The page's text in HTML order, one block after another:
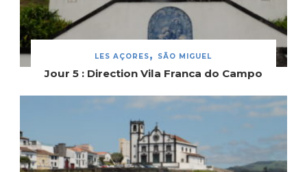
LES AÇORES SÃO MIGUEL
Jour 5 : Direction Vila Franca do Campo